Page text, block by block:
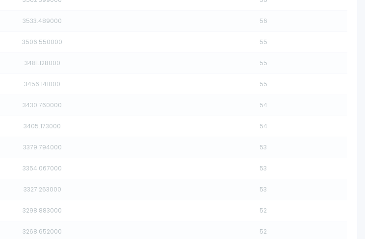
3533.489000 56
3506.550000 55
3481.128000 55
3456.141000 55
3430.760000 54
3405.173000 54
3379.794000 53
3354.067000 53
3327.263000 53
3298.883000 52
3268.652000 52